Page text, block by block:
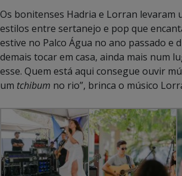
Os bonitenses Hadria e Lorran levaram
estilos entre sertanejo e pop que
estive no Palco Água no ano passado e
demais tocar em casa, ainda mais num
esse. Quem está aqui consegue ouvir
um tchibum no rio”, brinca o músico